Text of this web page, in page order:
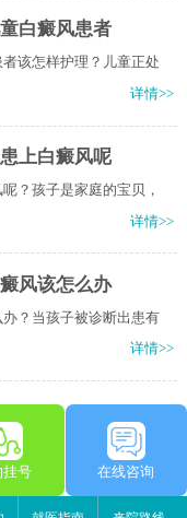
白癜风患者
该怎样护理？儿童正处
详情>>
上白癜风呢
？孩子是家庭的宝贝，
详情>>
风该怎么办
？当孩子被诊断出患有
详情>>
挂号 在线咨询